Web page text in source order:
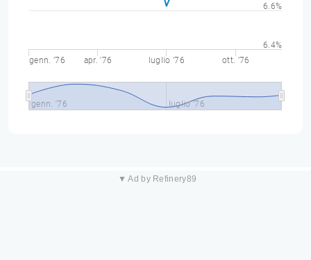
genn. '76 apr. '76 luglio '76 ott. '76
genn. '76 luglio '76
6.4%
6.6%
▼ Ad by Refinery89